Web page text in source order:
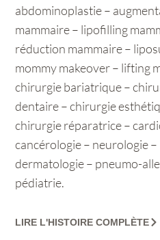
abdominoplastie –
mammaire – lipofilling
réduction mammaire –
mommy makeover – lifting
chirurgie bariatrique –
dentaire – chirurgie
chirurgie réparatrice –
cancérologie – neurologie –
dermatologie – pneumo-
pédiatrie.
LIRE L'HISTOIRE COMPLÈTE